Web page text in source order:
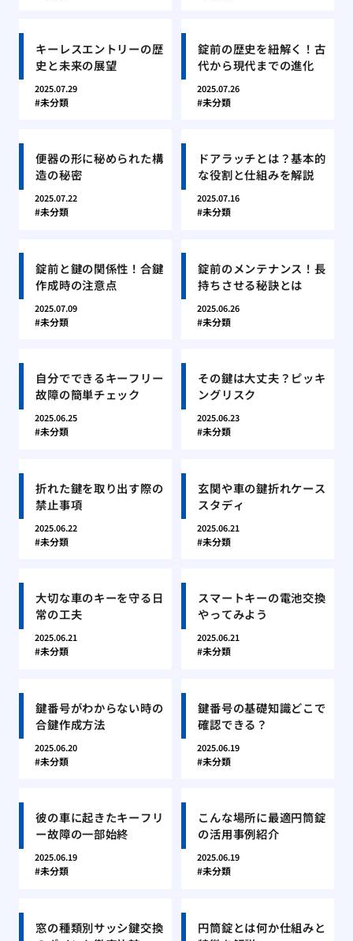
キーレスエントリーの歴
史と未来の展望
2025.07.29
未分類
錠前の歴史を紐解く！古
代から現代までの進化
2025.07.26
未分類
便器の形に秘められた構
造の秘密
2025.07.22
未分類
ドアラッチとは？基本的
な役割と仕組みを解説
2025.07.16
未分類
錠前と鍵の関係性！合鍵
作成時の注意点
2025.07.09
未分類
錠前のメンテナンス！長
持ちさせる秘訣とは
2025.06.26
未分類
自分でできるキーフリー
故障の簡単チェック
2025.06.25
未分類
その鍵は大丈夫？ピッキ
ングリスク
2025.06.23
未分類
折れた鍵を取り出す際の
禁止事項
2025.06.22
未分類
玄関や車の鍵折れケース
スタディ
2025.06.21
未分類
大切な車のキーを守る日
常の工夫
2025.06.21
未分類
スマートキーの電池交換
やってみよう
2025.06.21
未分類
鍵番号がわからない時の
合鍵作成方法
2025.06.20
未分類
鍵番号の基礎知識どこで
確認できる？
2025.06.19
未分類
彼の車に起きたキーフリ
ー故障の一部始終
2025.06.19
未分類
こんな場所に最適円筒錠
の活用事例紹介
2025.06.19
未分類
窓の種類別サッシ鍵交換
円筒錠とは何か仕組みと